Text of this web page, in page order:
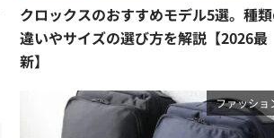
クロックスのおすすめモデル5選。種
違いやサイズの選び方を解説【2026最
新】
ファッショ